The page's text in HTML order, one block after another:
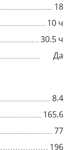
18
10 ч
30.5 ч
Да
8.4
165.6
77
196